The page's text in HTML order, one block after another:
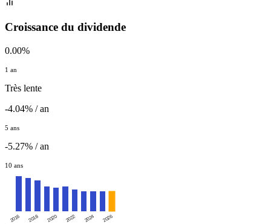
Croissance du dividende
0.00%
1 an
Très lente
-4.04% / an
5 ans
-5.27% / an
10 ans
2016 2018 2020 2022 2024 2026